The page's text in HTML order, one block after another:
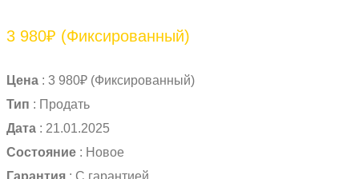
3 980₽ (Фиксированный)
Цена : 3 980₽ (Фиксированный)
Тип : Продать
Дата : 21.01.2025
Состояние : Новое
Гарантия : С гарантией